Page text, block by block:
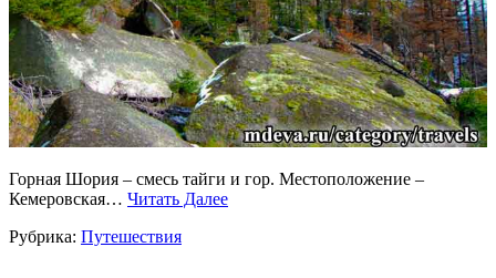
Горная Шория – смесь тайги и гор. Местоположение –
Кемеровская… Читать Далее
Рубрика: Путешествия